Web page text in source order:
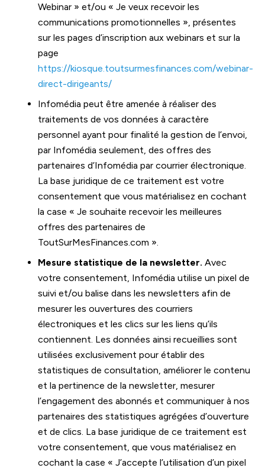
Webinar » et/ou « Je veux recevoir les
communications promotionnelles », présentes
sur les pages d’inscription aux webinars et sur la
page
https://kiosque.toutsurmesfinances.com/webinar-
direct-dirigeants/
Infomédia peut être amenée à réaliser des
traitements de vos données à caractère
personnel ayant pour finalité la gestion de l’envoi,
par Infomédia seulement, des offres des
partenaires d’Infomédia par courrier électronique.
La base juridique de ce traitement est votre
consentement que vous matérialisez en cochant
la case « Je souhaite recevoir les meilleures
offres des partenaires de
ToutSurMesFinances.com ».
Mesure statistique de la newsletter. Avec
votre consentement, Infomédia utilise un pixel de
suivi et/ou balise dans les newsletters afin de
mesurer les ouvertures des courriers
électroniques et les clics sur les liens qu’ils
contiennent. Les données ainsi recueillies sont
utilisées exclusivement pour établir des
statistiques de consultation, améliorer le contenu
et la pertinence de la newsletter, mesurer
l’engagement des abonnés et communiquer à nos
partenaires des statistiques agrégées d’ouverture
et de clics. La base juridique de ce traitement est
votre consentement, que vous matérialisez en
cochant la case « J’accepte l’utilisation d’un pixel